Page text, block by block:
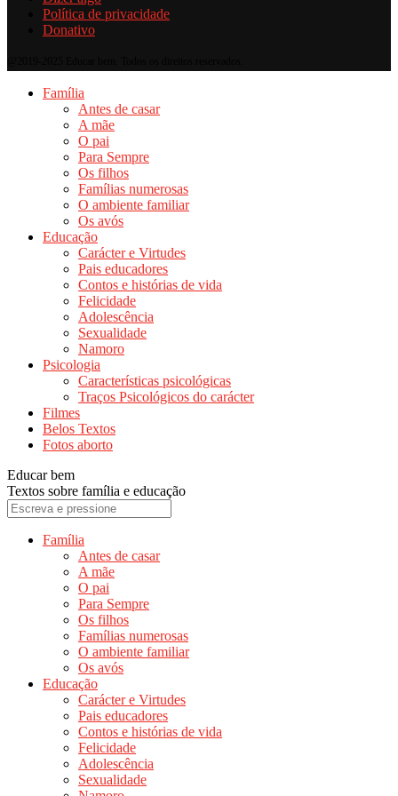
Política de privacidade
Donativo
Família
Antes de casar
A mãe
O pai
Para Sempre
Os filhos
Famílias numerosas
O ambiente familiar
Os avós
Educação
Carácter e Virtudes
Pais educadores
Contos e histórias de vida
Felicidade
Adolescência
Sexualidade
Namoro
Psicologia
Características psicológicas
Traços Psicológicos do carácter
Filmes
Belos Textos
Fotos aborto
Educar bem
Textos sobre família e educação
Família
Antes de casar
A mãe
O pai
Para Sempre
Os filhos
Famílias numerosas
O ambiente familiar
Os avós
Educação
Carácter e Virtudes
Pais educadores
Contos e histórias de vida
Felicidade
Adolescência
Sexualidade